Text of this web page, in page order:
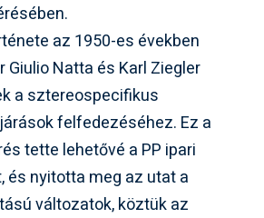
az 1950-es években
Giulio Natta és Karl Ziegler
a sztereospecifikus
felfedezéséhez. Ez a
tette lehetővé a PP ipari
és nyitotta meg az utat a
változatok, köztük az